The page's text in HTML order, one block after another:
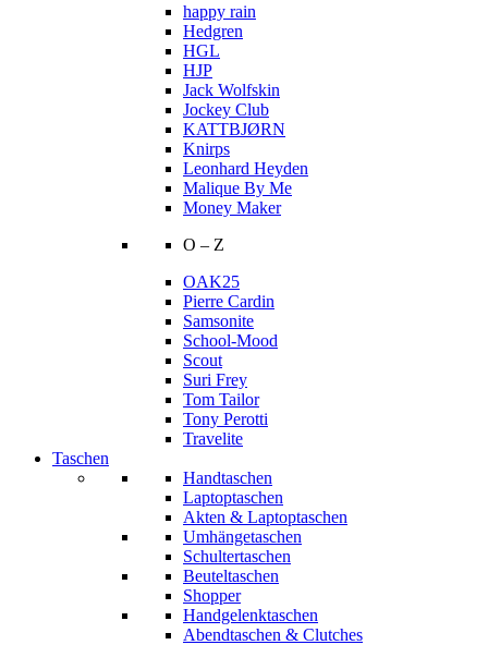
happy rain
Hedgren
HGL
HJP
Jack Wolfskin
Jockey Club
KATTBJØRN
Knirps
Leonhard Heyden
Malique By Me
Money Maker
O – Z
OAK25
Pierre Cardin
Samsonite
School-Mood
Scout
Suri Frey
Tom Tailor
Tony Perotti
Travelite
Taschen
Handtaschen
Laptoptaschen
Akten & Laptoptaschen
Umhängetaschen
Schultertaschen
Beuteltaschen
Shopper
Handgelenktaschen
Abendtaschen & Clutches